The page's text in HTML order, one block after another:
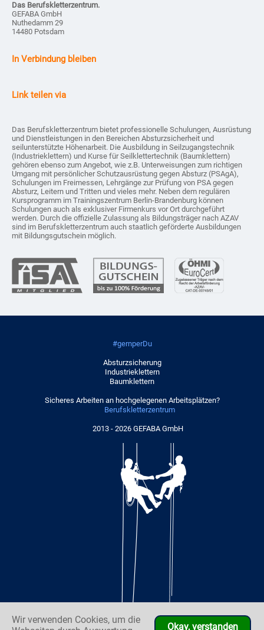
Das Berufskletterzentrum.
GEFABA GmbH
Nuthedamm 29
14480 Potsdam
In Verbindung bleiben
Link teilen via
Das Berufskletterzentrum bietet professionelle Schulungen, Ausrüstung
und Dienstleistungen in den Bereichen Absturzsicherheit und
seilunterstützte Höhenarbeit. Die Ausbildung in Seilzugangstechnik
(Industrieklettern) und Kurse für Seilklettertechnik (Baumklettern)
gehören ebenso zum Angebot, wie z.B. Unterweisungen zum richtigen
Umgang mit persönlicher Schutzausrüstung gegen Absturz (PSAgA),
Schulungen im Freimessen, Lehrgänge zur Prüfung von PSA gegen
Absturz, Leitern und Tritten und vieles mehr. Neben dem regulären
Kursprogramm im Trainingszentrum Berlin-Brandenburg können
Schulungen auch als exklusiver Firmenkurs vor Ort durchgeführt
werden. Durch die offizielle Zulassung als Bildungsträger nach AZAV
sind im Berufskletterzentrum auch staatlich geförderte Ausbildungen
mit Bildungsgutschein möglich.
#gernperDu
Absturzsicherung
Industrieklettern
Baumklettern
Sicheres Arbeiten an hochgelegenen Arbeitsplätzen?
Berufskletterzentrum
2013 - 2026 GEFABA GmbH
Okay, verstanden
Wir verwenden Cookies, um die